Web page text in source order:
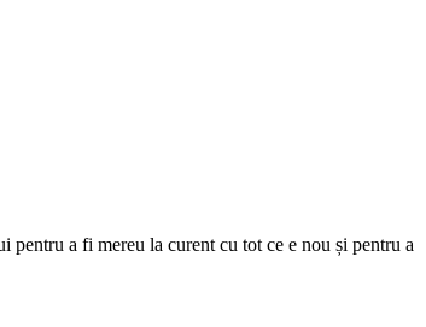
pentru a fi mereu la curent cu tot ce e nou și pentru a